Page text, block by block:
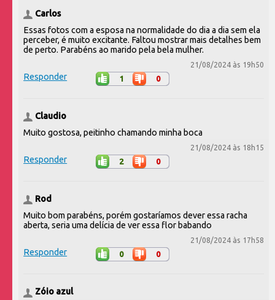
Carlos
Essas fotos com a esposa na normalidade do dia a dia sem ela
perceber, é muito excitante. Faltou mostrar mais detalhes bem
de perto. Parabéns ao marido pela bela mulher.
21/08/2024 às 19h50
Responder 1 0
Claudio
Muito gostosa, peitinho chamando minha boca
21/08/2024 às 18h15
Responder 2 0
Rod
Muito bom parabéns, porém gostaríamos dever essa racha
aberta, seria uma delícia de ver essa flor babando
21/08/2024 às 17h58
Responder 0 0
Zóio azul